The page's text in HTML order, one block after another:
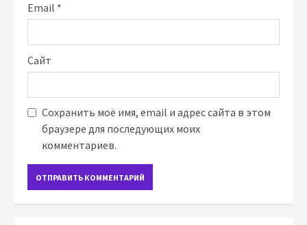
Email *
Сайт
Сохранить моё имя, email и адрес сайта в этом
браузере для последующих моих
комментариев.